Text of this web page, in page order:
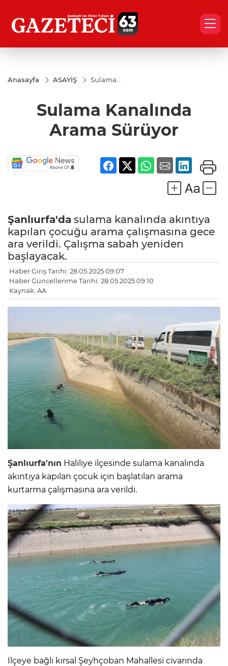
Anasayfa ASAYİŞ
Sulama
Sürüyor
Sulama Kanalında
Arama Sürüyor
Şanlıurfa'da sulama kanalında akıntıya
kapılan çocuğu arama çalışmasına gece
ara verildi. Çalışma sabah yeniden
başlayacak.
Haber Giriş Tarihi: 28.05.2025 09:07
Haber Güncellenme Tarihi: 28.05.2025 09:10
Kaynak: AA
Şanlıurfa'nın Haliliye ilçesinde sulama kanalında
akıntıya kapılan çocuk için başlatılan arama
kurtarma çalışmasına ara verildi.
İlçeye bağlı kırsal Şeyhçoban Mahallesi civarında